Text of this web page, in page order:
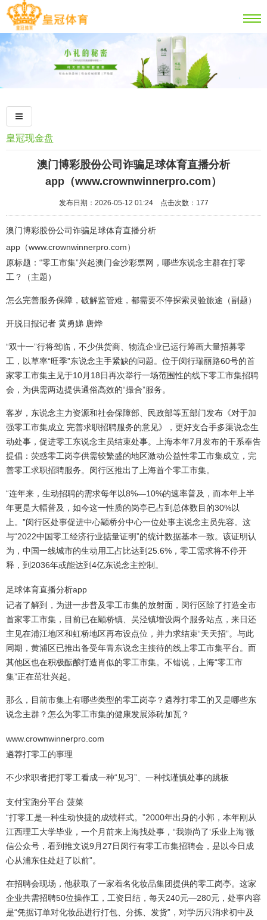
皇冠现金盘
澳门博彩股份公司诈骗足球体育直播分析
app（www.crownwinnerpro.com）
发布日期：2026-05-12 01:24 点击次数：177
澳门博彩股份公司诈骗足球体育直播分析
app（www.crownwinnerpro.com）
原标题：“零工市集”兴起澳门金沙彩票网，哪些东说念主群在打零
工？（主题）
怎么完善服务保障，破解监管难，都需要不停探索灵验旅途（副题）
开脱日报记者 黄勇娣 唐烨
“双十一”行将驾临，不少供货商、物流企业已运行筹画大量招募零
工，以草率“旺季”东说念主手紧缺的问题。位于闵行瑞丽路60号的首
家零工市集主见于10月18日再次举行一场范围性的线下零工市集招聘
会，为供需两边提供通俗高效的“撮合”服务。
客岁，东说念主力资源和社会保障部、民政部等五部门发布《对于加
强零工市集成立 完善求职招聘服务的意见》，更好支合手多渠说念生
动处事，促进零工东说念主员结束处事。上海本年7月发布的干系奉告
提倡：荧惑零工岗亭供需较繁盛的地区激动公益性零工市集成立，完
善零工求职招聘服务。闵行区推出了上海首个零工市集。
“连年来，生动招聘的需求每年以8%—10%的速率普及，而本年上半
年更是大幅普及，如今这一性质的岗亭已占到总体数目的30%以
上。”闵行区处事促进中心颛桥分中心一位处事主说念主员先容。这
与“2022中国零工经济行业掂量证明”的统计数据基本一致。该证明认
为，中国一线城市的生动用工占比达到25.6%，零工需求将不停开
释，到2036年或能达到4亿东说念主控制。
足球体育直播分析app
记者了解到，为进一步普及零工市集的放射面，闵行区除了打造全市
首家零工市集，目前已在颛桥镇、吴泾镇增设两个服务站点，来日还
主见在浦江地区和虹桥地区再布设点位，并力求结束“天天招”。与此
同期，黄浦区已推出备受年青东说念主接待的线上零工市集平台。而
其他区也在积极酝酿打造肖似的零工市集。不错说，上海“零工市
集”正在茁壮兴起。
那么，目前市集上有哪些类型的零工岗亭？遴荐打零工的又是哪些东
说念主群？怎么为零工市集的健康发展添砖加瓦？
www.crownwinnerpro.com
遴荐打零工的事理
不少求职者把打零工看成一种“见习”、一种找谨慎处事的跳板
支付宝跑分平台 菠菜
“打零工是一种生动快捷的成绩样式。”2000年出身的小郭，本年刚从
江西理工大学毕业，一个月前来上海找处事，“我崇尚了‘乐业上海’微
信公众号，看到推文说9月27日闵行有零工市集招聘会，是以今日成
心从浦东住处赶了以前”。
在招聘会现场，他获取了一家着名化妆品集团提供的零工岗亭。这家
企业共需招聘50位操作工，工资日结，每天240元—280元，处事内容
是“凭据订单对化妆品进行打包、分拣、发货”，对学历只消求初中及